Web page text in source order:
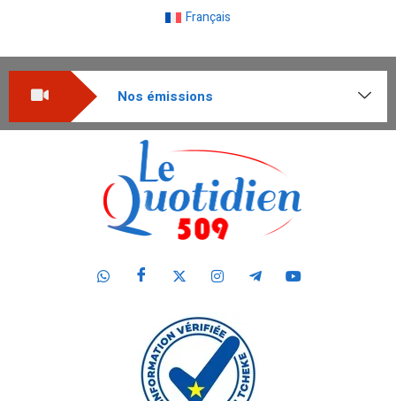
Français
Nos émissions